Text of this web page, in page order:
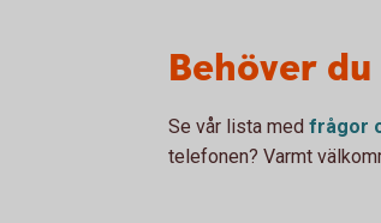
Behöver
Se vår lista med frågor
telefonen? Varmt